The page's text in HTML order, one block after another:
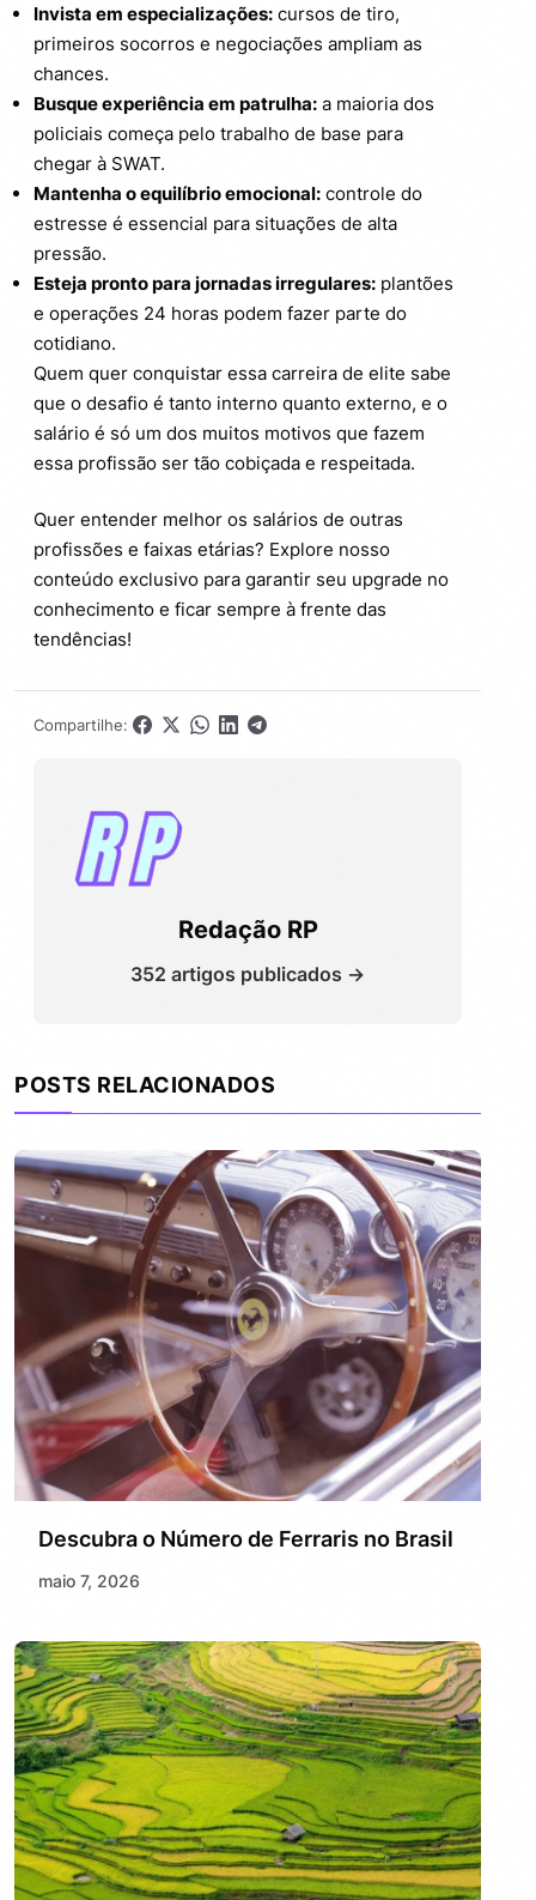
Invista em especializações: cursos de tiro,
primeiros socorros e negociações ampliam as
chances.
Busque experiência em patrulha: a maioria dos
policiais começa pelo trabalho de base para
chegar à SWAT.
Mantenha o equilíbrio emocional: controle do
estresse é essencial para situações de alta
pressão.
Esteja pronto para jornadas irregulares: plantões
e operações 24 horas podem fazer parte do
cotidiano.
Quem quer conquistar essa carreira de elite sabe
que o desafio é tanto interno quanto externo, e o
salário é só um dos muitos motivos que fazem
essa profissão ser tão cobiçada e respeitada.
Quer entender melhor os salários de outras
profissões e faixas etárias? Explore nosso
conteúdo exclusivo para garantir seu upgrade no
conhecimento e ficar sempre à frente das
tendências!
Compartilhe:
Redação RP
352 artigos publicados →
POSTS RELACIONADOS
Descubra o Número de Ferraris no Brasil
maio 7, 2026